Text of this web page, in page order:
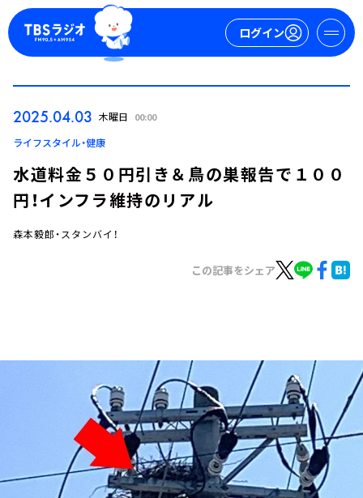
ログイン
ログイン
イベント・グッズ
YouTube
会社情報
2025.04.03 木曜日 00:00
ライフスタイル・健康
水道料金５０円引き＆鳥の巣報告で１００
円！インフラ維持のリアル
森本毅郎・スタンバイ！
この記事をシェア